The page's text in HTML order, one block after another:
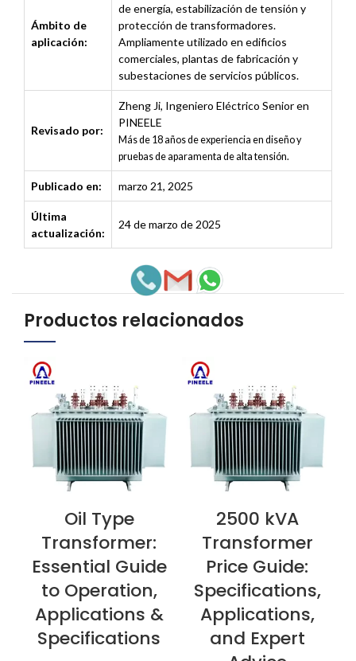
Ámbito de
aplicación:
de energía, estabilización de tensión y
protección de transformadores.
Ampliamente utilizado en edificios
comerciales, plantas de fabricación y
subestaciones de servicios públicos.
Revisado por:
Zheng Ji, Ingeniero Eléctrico Senior en
PINEELE
Más de 18 años de experiencia en diseño y
pruebas de aparamenta de alta tensión.
Publicado en: marzo 21, 2025
Última
actualización:
24 de marzo de 2025
Productos relacionados
VER AHORA
Oil Type
Transformer:
Essential Guide
to Operation,
Applications &
Specifications
VER AHORA
2500 kVA
Transformer
Price Guide:
Specifications,
Applications,
and Expert